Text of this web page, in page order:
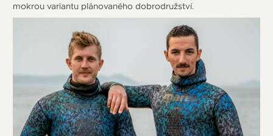
mokrou variantu plánovaného dobrodružství.